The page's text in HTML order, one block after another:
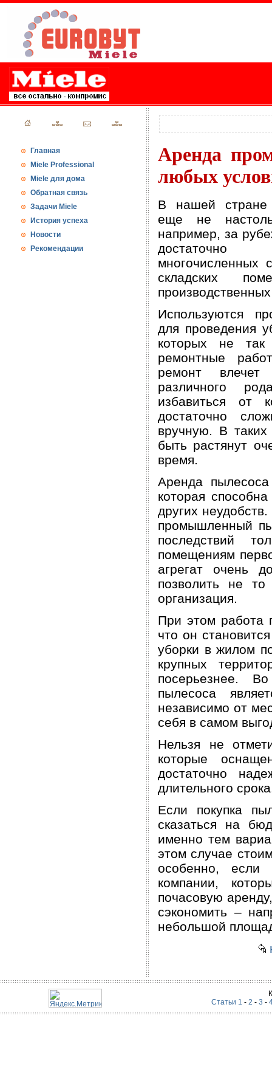
Главная
Miele Professional
Miele для дома
Обратная связь
Задачи Miele
История успеха
Новости
Рекомендации
Аренда
любых
В нашей стране
еще не
например, за
достаточно
многочисленных
складских
Используются
для проведения
которых не
ремонтные
ремонт
различного
избавиться от
достаточно
вручную. В таких
быть растянут
время.
Аренда
которая
других
промышленный
последствий
помещениям
агрегат очень
позволить не
организация.
При этом работа
что он
уборки в жилом
крупных
посерьезнее.
пылесоса
независимо от
себя в самом
Нельзя не
которые
достаточно
длительного
Если покупка
сказаться на
именно тем
этом случае
особенно, если
компании,
почасовую
сэкономить –
небольшой
Статьи 1 - 2 - 3 -